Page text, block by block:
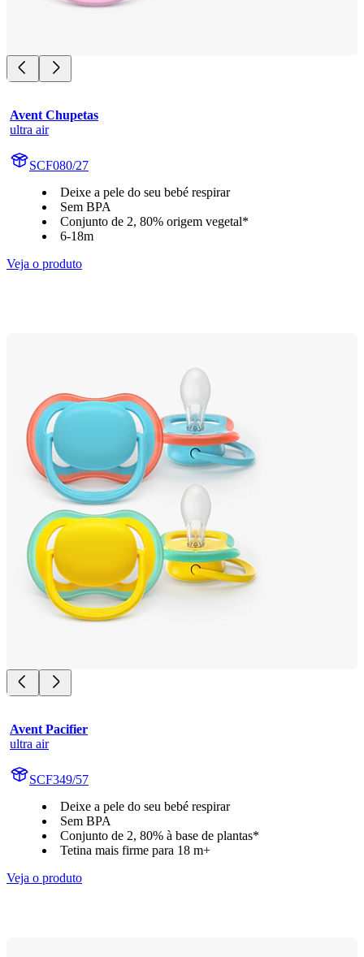
Avent Chupetas
ultra air
SCF080/27
Deixe a pele do seu bebé respirar
Sem BPA
Conjunto de 2, 80% origem vegetal*
6-18m
Veja o produto
Avent Pacifier
ultra air
SCF349/57
Deixe a pele do seu bebé respirar
Sem BPA
Conjunto de 2, 80% à base de plantas*
Tetina mais firme para 18 m+
Veja o produto